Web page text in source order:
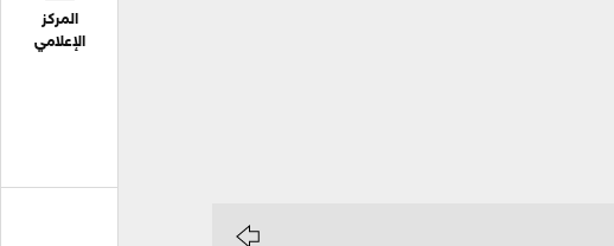
المركز
الإعلامي